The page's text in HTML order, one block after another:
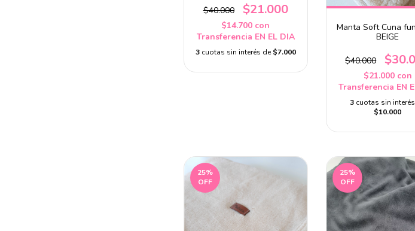
$40.000 $21.000
$14.700 con
Transferencia EN EL DIA
3 cuotas sin interés de$7.000
Manta Soft Cuna
BEIGE
$40.000
$21.000 con
Transferencia EN
3 cuotas sin
$10.000
25%
OFF
25%
OFF